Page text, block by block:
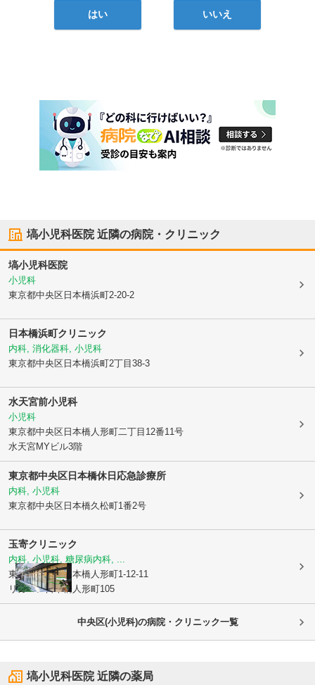
はい いいえ
塙小児科医院近隣の病院・クリニック
塙小児科医院
小児科
東京都中央区 日本橋浜町2-20-2
日本橋浜町クリニック
内科, 消化器科, 小児科
東京都中央区 日本橋浜町2丁目38-3
水天宮前小児科
小児科
東京都中央区 日本橋人形町二丁目12番11号
水天宮MYビル3階
東京都中央区日本橋休日応急診療所
内科, 小児科
東京都中央区 日本橋久松町1番2号
玉寄クリニック
内科, 小児科, 糖尿病内科, ...
東京都中央区日本橋人形町1-12-11
リガーレ日本橋人形町105
中央区(小児科)の病院・クリニック一覧
塙小児科医院近隣の薬局